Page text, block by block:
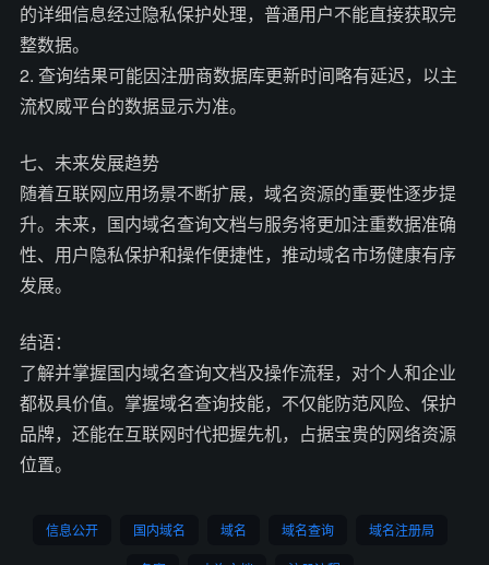
的详细信息经过隐私保护处理，普通用户不能直接获取完
整数据。
2. 查询结果可能因注册商数据库更新时间略有延迟，以主
流权威平台的数据显示为准。
七、未来发展趋势
随着互联网应用场景不断扩展，域名资源的重要性逐步提
升。未来，国内域名查询文档与服务将更加注重数据准确
性、用户隐私保护和操作便捷性，推动域名市场健康有序
发展。
结语：
了解并掌握国内域名查询文档及操作流程，对个人和企业
都极具价值。掌握域名查询技能，不仅能防范风险、保护
品牌，还能在互联网时代把握先机，占据宝贵的网络资源
位置。
信息公开 国内域名 域名 域名查询 域名注册局